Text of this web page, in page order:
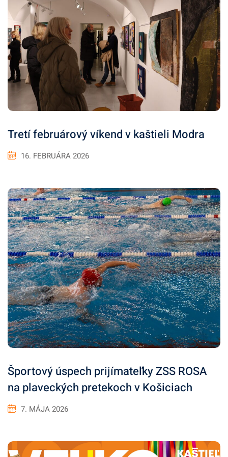
Tretí februárový víkend v kaštieli Modra
16. FEBRUÁRA 2026
Športový úspech prijímateľky ZSS ROSA
na plaveckých pretekoch v Košiciach
7. MÁJA 2026